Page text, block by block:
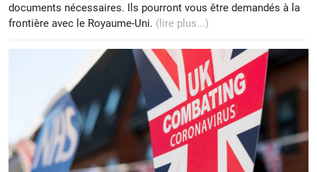
documents nécessaires. Ils pourront vous être demandés à la
frontière avec le Royaume-Uni. (lire plus...)